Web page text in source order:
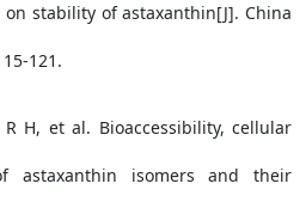
stability of astaxanthin[J]. China
121.
R H, et al. Bioaccessibility, cellular
astaxanthin isomers and their